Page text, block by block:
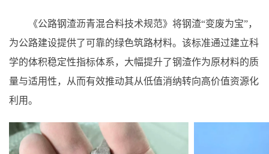
《公路钢渣沥青混合料技术规范》将钢渣“变废为宝”，
为公路建设提供了可靠的绿色筑路材料。该标准通过建立科
学的体积稳定性指标体系，大幅提升了钢渣作为原材料的质
量与适用性，从而有效推动其从低值消纳转向高价值资源化
利用。